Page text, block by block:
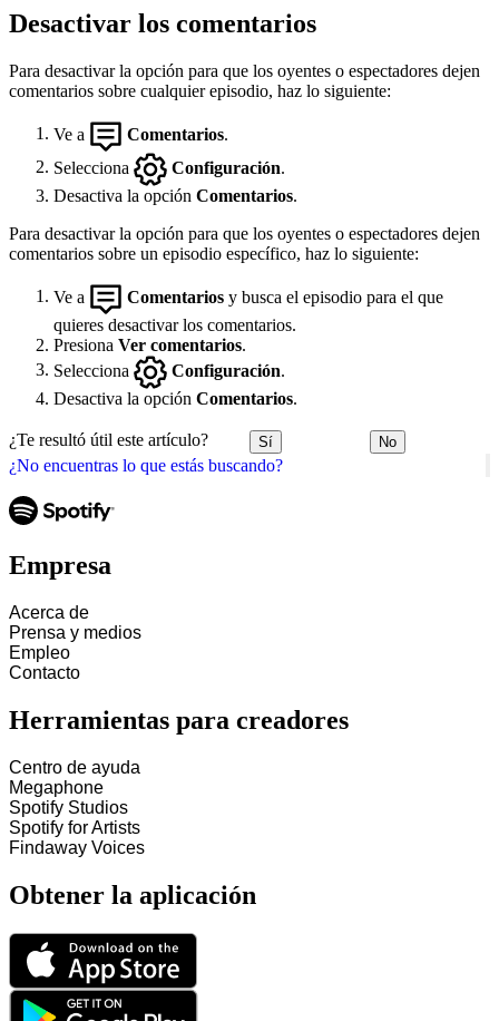
¿No encuentras lo que estás buscando?
Desactivar los comentarios
Para desactivar la opción para que los oyentes o espectadores dejen
comentarios sobre cualquier episodio, haz lo siguiente:
Ve a Comentarios
Selecciona
Configuración
Desactiva la opción Comentarios.
Para desactivar la opción para que los oyentes o espectadores dejen
comentarios sobre un episodio específico, haz lo siguiente:
Ve a Comentarios y busca el episodio para el que
quieres desactivar los comentarios.
Presiona Ver comentarios.
Selecciona
Configuración
Desactiva la opción Comentarios.
¿Te resultó útil este artículo? Sí No
Empresa
Acerca de
Prensa y medios
Empleo
Contacto
Herramientas para creadores
Centro de ayuda
Megaphone
Spotify Studios
Spotify for Artists
Findaway Voices
Obtener la aplicación